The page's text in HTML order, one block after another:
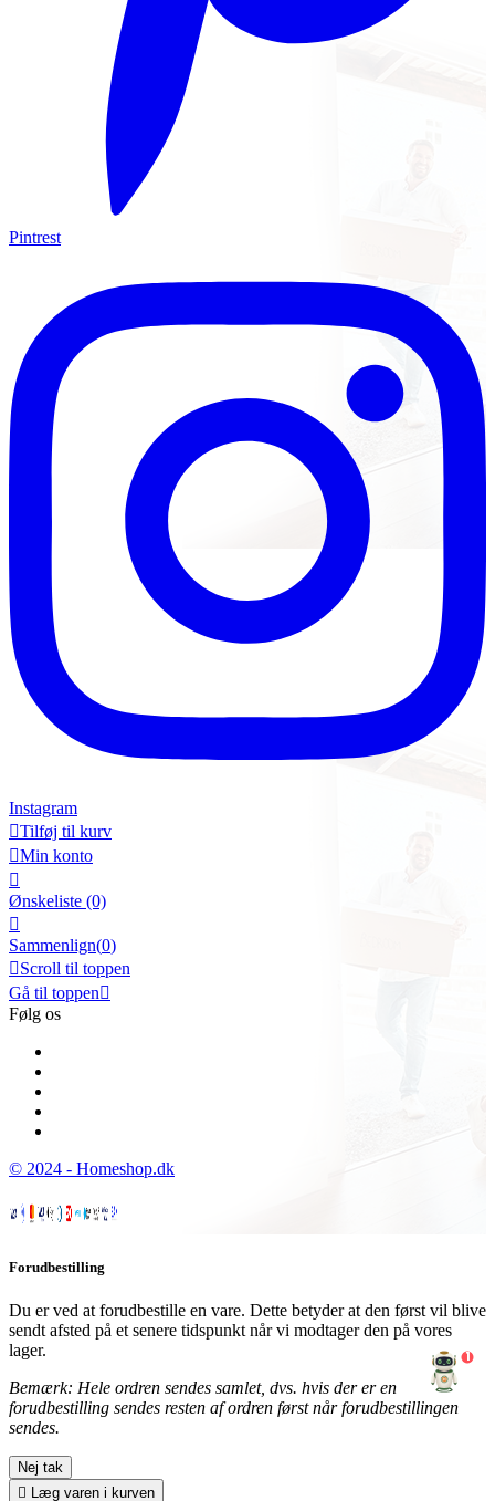
Pintrest
Instagram
Tilføj til kurv
Min konto

Ønskeliste (0)

Sammenlign(0)
Scroll til toppen
Gå til toppen
Følg os
© 2024 - Homeshop.dk
Forudbestilling
Du er ved at forudbestille en vare. Dette betyder at den først vil blive
sendt afsted på et senere tidspunkt når vi modtager den på vores
lager.
Bemærk: Hele ordren sendes samlet, dvs. hvis der er en
forudbestilling sendes resten af ordren først når forudbestillingen
sendes.
Nej tak
 Læg varen i kurven
1